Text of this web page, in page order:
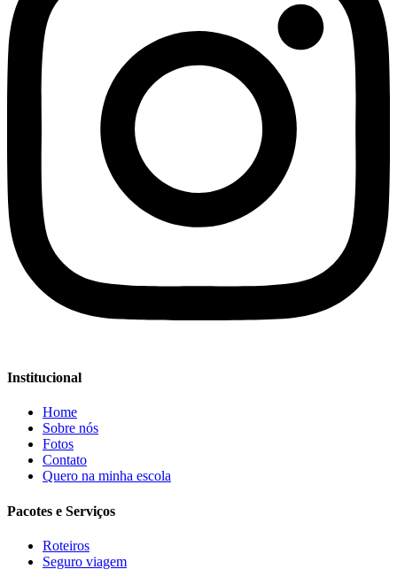
Institucional
Home
Sobre nós
Fotos
Contato
Quero na minha escola
Pacotes e Serviços
Roteiros
Seguro viagem